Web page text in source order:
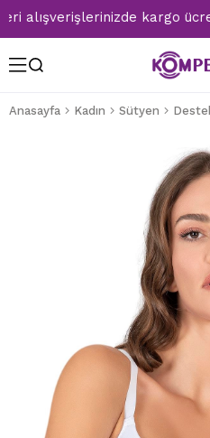
alışverişlerinizde kargo
Anasayfa Kadın Sütyen